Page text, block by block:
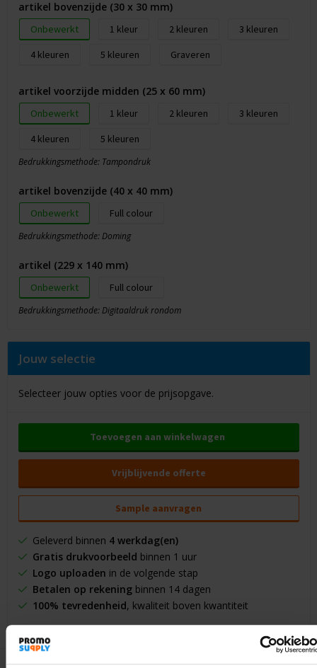
artikel bovenzijde (30 x 30 mm)
Onbewerkt 1 2
3
4
5 Graveren
artikel voorzijde midden (25 x 60 mm)
Onbewerkt 1 2
3
4
5
Bedrukkingsmethode: Tampondruk
artikel bovenzijde (40 x 40 mm)
Onbewerkt Full colour
Bedrukkingsmethode: Doming
artikel (229 x 140 mm)
Onbewerkt Full colour
Bedrukkingsmethode: Digitaaldruk rondom
Jouw selectie
Selecteer jouw opties voor de prijsopgave.
Toevoegen aan winkelwagen
Vrijblijvende offerte
Sample aanvragen
Geleverd binnen 4 werkdag(en)
Gratis drukvoorbeeld binnen 1 uur
Logo uploaden in de volgende stap
Betalen op rekeningbinnen 14 dagen
100% tevredenheid, kwaliteit boven kwantiteit